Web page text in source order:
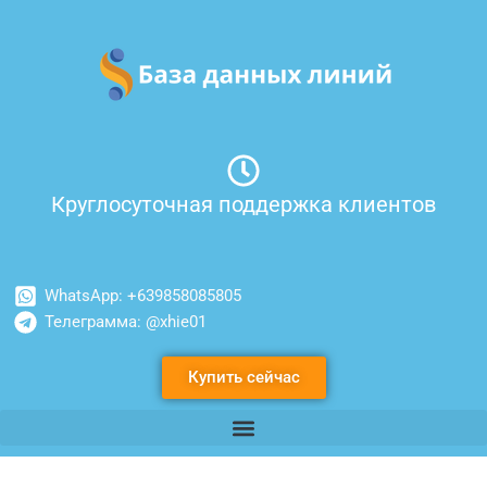
содержимому
Круглосуточная поддержка клиентов
WhatsApp: +639858085805
Телеграмма: @xhie01
Купить сейчас